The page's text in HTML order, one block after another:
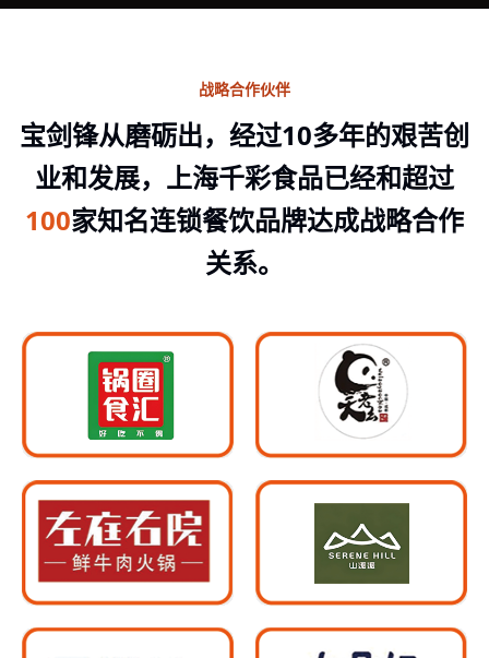
战略合作伙伴
宝剑锋从磨砺出，经过10多年的艰苦创
业和发展，上海千彩食品已经和超过
100家知名连锁餐饮品牌达成战略合作
关系。